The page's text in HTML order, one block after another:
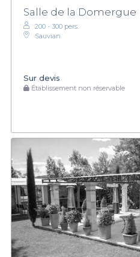
Salle de la Domergue
200 - 300 pers.
Sauvian
Sur devis
Établissement non réservable